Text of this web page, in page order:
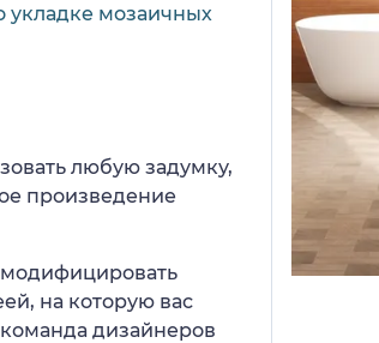
укладке мозаичных
любую задумку,
произведение
модифицировать
на которую вас
дизайнеров